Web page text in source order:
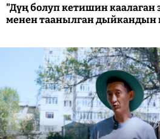
"Дүң болуп кетишин
менен таанылган дыйкандын